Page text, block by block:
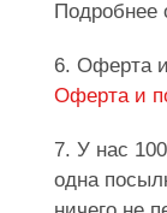
Подробнее
6. Оферта
Оферта и
7. У нас
одна